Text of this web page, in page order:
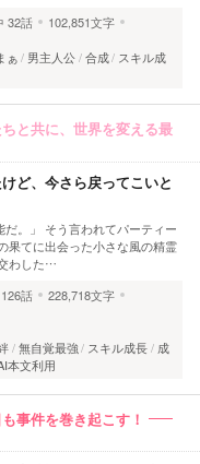
32話
102,851文字
ぁ 男主人公 合成
スキル成
と共に、世界を変える最
ど、今さら戻ってこいと
。」 そう言われてパーティー
果てに出会った小さな風の精霊
わした…
126話
228,718文字
無自覚最強 スキル成長
成
本文利用
事件を巻き起こす！